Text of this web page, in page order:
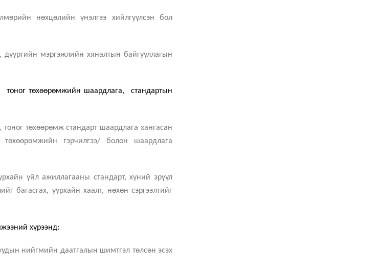
нөхцөлийн үнэлгээ хийлгүүлсэн бол
мэргэжлийн хяналтын байгууллагын
төхөөрөмжийн шаардлага, стандартын
төхөөрөмж стандарт шаардлага хангасан
төхөөрөмжийн гэрчилгээ/ болон шаардлага
үйл ажиллагааны стандарт, хүний эрүүл
багасгах, уурхайн хаалт, нөхөн сэргээлтийг
хүрээнд:
нийгмийн даатгалын шимтгэл төлсөн эсэх